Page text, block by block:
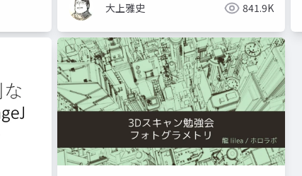
大上雅史 841.9K